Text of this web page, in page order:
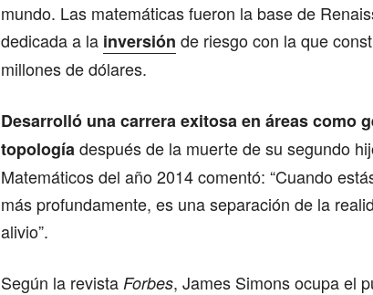
mundo. Las matemáticas fueron la base de
dedicada a la inversión de riesgo con la que
millones de dólares.
Desarrolló una carrera exitosa en áreas como
topologíadespués de la muerte de su segundo
Matemáticos del año 2014 comentó: “Cuando
más profundamente, es una separación de la
alivio”.
Según la revista Forbes, James Simons ocupa el